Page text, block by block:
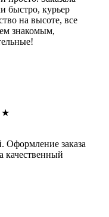
быстро, курьер
на высоте, все
знакомым,
★
Оформление заказа
качественный